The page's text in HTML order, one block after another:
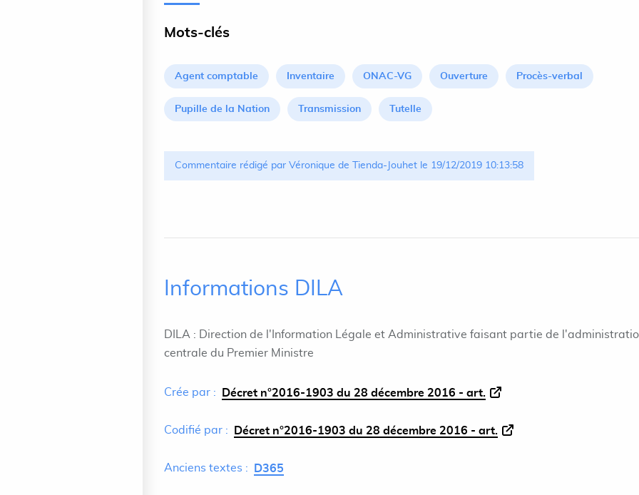
Mots-clés
Agent comptable Inventaire ONAC-VG Ouverture Procès-verbal
Pupille de la Nation Transmission Tutelle
Commentaire rédigé par Véronique de Tienda-Jouhet le 19/12/2019 10:13:58
Informations DILA
DILA : Direction de l'Information Légale et Administrative faisant partie de
centrale du Premier Ministre
Crée par : Décret n°2016-1903 du 28 décembre 2016 - art.
Codifié par : Décret n°2016-1903 du 28 décembre 2016 - art.
Anciens textes : D365